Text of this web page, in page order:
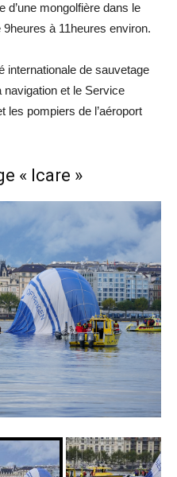
d’une mongolfière dans le
à 11heures environ.
internationale de sauvetage
navigation et le Service
les pompiers de l’aéroport
« Icare »